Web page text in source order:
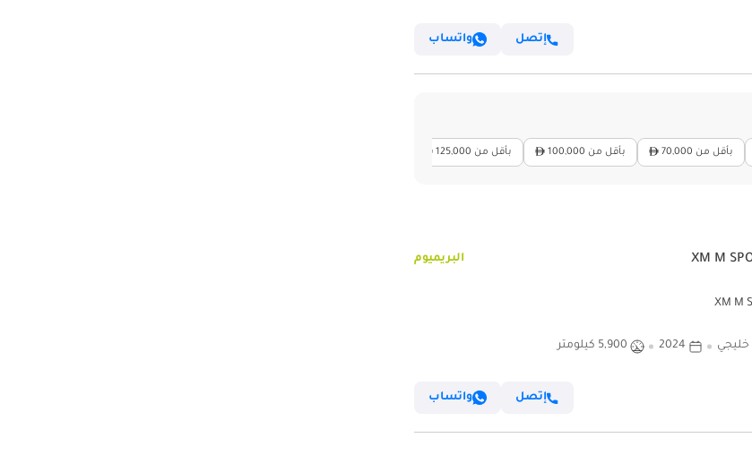
إتصل واتساب
بأقل من 70,000 بأقل من 100,000 بأقل من 125,000
البريميوم
خليجي 2024 5,900 كيلومتر
إتصل واتساب